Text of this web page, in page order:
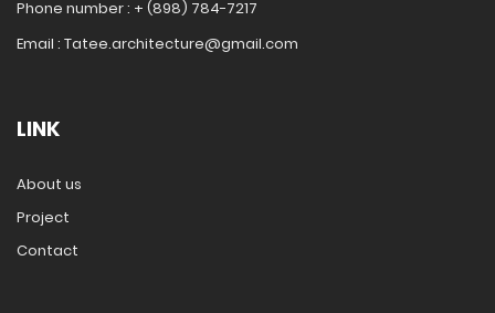
Phone number : + (898) 784-7217
Email : Tatee.architecture@gmail.com
LINK
About us
Project
Contact